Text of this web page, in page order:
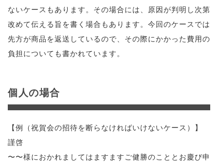
ないケースもあります。その場合には、原因が判明し次第
改めて伝える旨を書く場合もあります。今回のケースでは
先方が商品を返送しているので、その際にかかった費用の
負担についても書かれています。
個人の場合
【例（祝賀会の招待を断らなければいけないケース）】
謹啓
〜〜様におかれましてはますますご健勝のこととお慶び申